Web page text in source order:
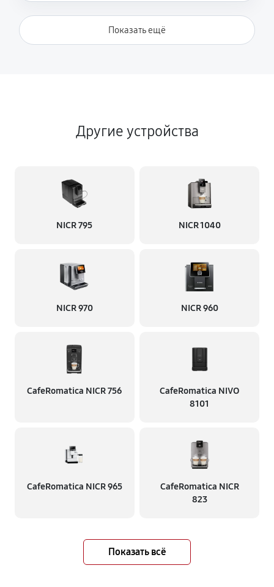
Показать ещё
Другие устройства
NICR 795 NICR 1040
NICR 970 NICR 960
CafeRomatica NICR 756
CafeRomatica NIVO
8101
CafeRomatica NICR 965
CafeRomatica NICR
823
Показать всё